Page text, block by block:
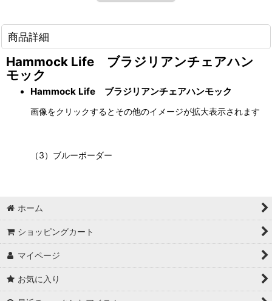
商品詳細
Hammock Life ブラジリアンチェアハン
モック
Hammock Life ブラジリアンチェアハンモック
画像をクリックするとその他のイメージが拡大表示されます
（3）ブルーボーダー
ホーム
ショッピングカート
マイページ
お気に入り